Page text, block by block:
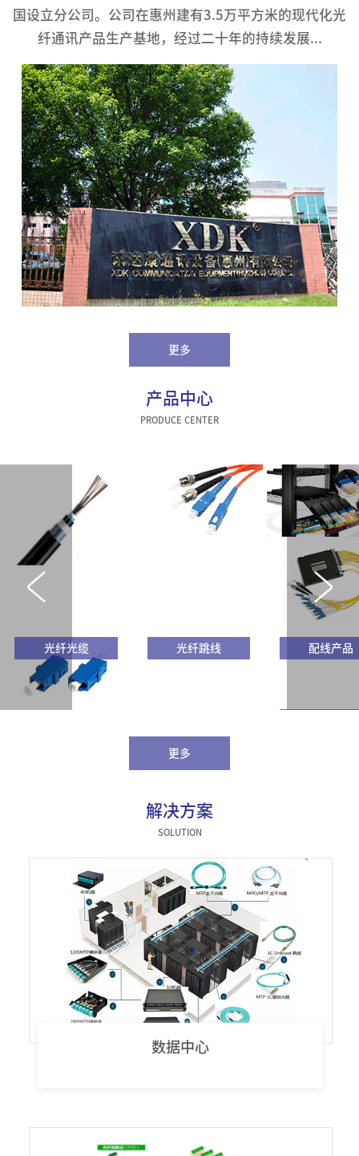
国设立分公司。公司在惠州建有3.5万平方米的现代化光
纤通讯产品生产基地，经过二十年的持续发展...
更多
产品中心
PRODUCE CENTER
光纤光缆 光纤跳线 配线产品
更多
解决方案
SOLUTION
数据中心